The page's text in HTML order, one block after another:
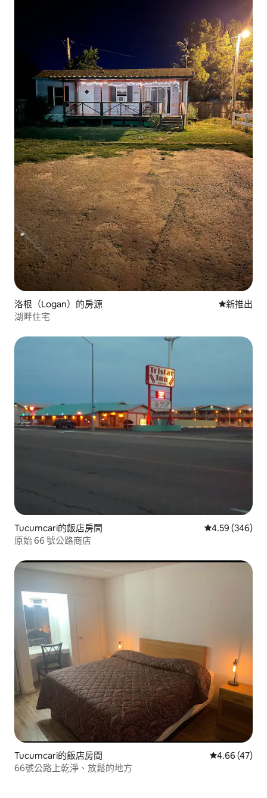
洛根（Logan）的房源 新住處
新推出
湖畔住宅
Tucumcari的飯店房間 從 346 則評價
4.59 (346)
原始 66 號公路商店
Tucumcari的飯店房間 從 47 則評價
4.66 (47)
66號公路上乾淨、放鬆的地方